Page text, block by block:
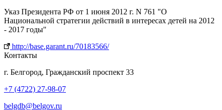
Указ Президента РФ от 1 июня 2012 г. N 761 "О
Национальной стратегии действий в интересах детей на 2012
- 2017 годы"
http://base.garant.ru/70183566/
Контакты
г. Белгород, Гражданский проспект 33
+7 (4722) 27-98-07
belgdb@belgov.ru